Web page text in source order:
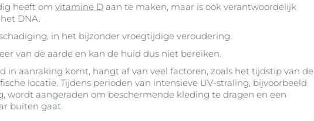
heeft om vitamine D aan te maken, maar is ook verantwoordelijk
DNA.
in het bijzonder vroegtijdige veroudering.
van de aarde en kan de huid dus niet bereiken.
in aanraking komt, hangt af van veel factoren, zoals het tijdstip van de
locatie. Tijdens perioden van intensieve UV-straling, bijvoorbeeld
wordt aangeraden om beschermende kleding te dragen en een
buiten gaat.